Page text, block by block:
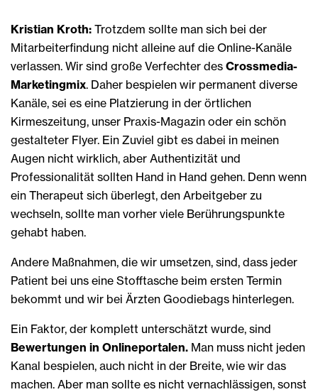
Kristian Kroth: Trotzdem sollte man sich bei der
Mitarbeiterfindung nicht alleine auf die Online-Kanäle
verlassen. Wir sind große Verfechter des Crossmedia-
Marketingmix. Daher bespielen wir permanent diverse
Kanäle, sei es eine Platzierung in der örtlichen
Kirmeszeitung, unser Praxis-Magazin oder ein schön
gestalteter Flyer. Ein Zuviel gibt es dabei in meinen
Augen nicht wirklich, aber Authentizität und
Professionalität sollten Hand in Hand gehen. Denn wenn
ein Therapeut sich überlegt, den Arbeitgeber zu
wechseln, sollte man vorher viele Berührungspunkte
gehabt haben.
Andere Maßnahmen, die wir umsetzen, sind, dass jeder
Patient bei uns eine Stofftasche beim ersten Termin
bekommt und wir bei Ärzten Goodiebags hinterlegen.
Ein Faktor, der komplett unterschätzt wurde, sind
Bewertungen in Onlineportalen. Man muss nicht jeden
Kanal bespielen, auch nicht in der Breite, wie wir das
machen. Aber man sollte es nicht vernachlässigen, sonst